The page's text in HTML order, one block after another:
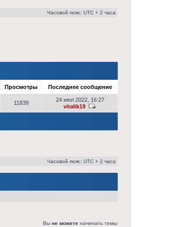
Часовой пояс: UTC + 2 часа
Просмотры Последнее сообщение
11839
24 июл 2022, 16:27
vitalik19
Часовой пояс: UTC + 2 часа
Вы не можете начинать темы